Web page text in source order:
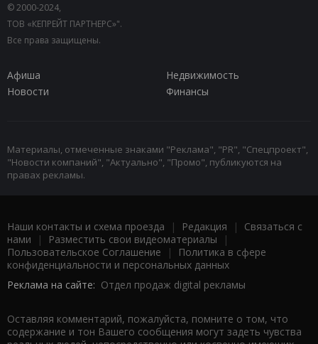
© 2000-2024,
ТОВ «КЕПРЕЙТ ПАРТНЕРС»".
Все права защищены.
Афиша
Недвижимость
Новости
Финансы
Материалы, отмеченные знаками "Реклама", "PR", "Спецпроект",
"Новости компаний", "Актуально", "Промо", публикуются на
правах рекламы.
Наши контакты и схема проезда | Редакция | Связаться с
нами | Разместить свои видеоматериалы |
Пользовательское Соглашение |
Политика в сфере
конфиденциальности и персональных данных
Реклама на сайте: Отдел продаж digital рекламы
Оставляя комментарий, пожалуйста, помните о том, что
содержание и тон Вашего сообщения могут задеть чувства